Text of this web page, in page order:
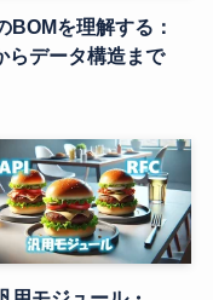
BOMを理解する：
らデータ構造まで